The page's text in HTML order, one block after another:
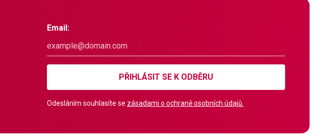
Email:
PŘIHLÁSIT SE K ODBĚRU
Odesláním souhlasíte se zásadami o ochraně osobních údajů.